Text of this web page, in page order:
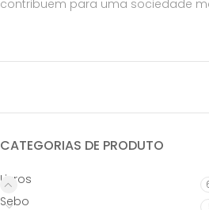
contribuem para uma sociedade
CATEGORIAS DE PRODUTO
Livros
Sebo